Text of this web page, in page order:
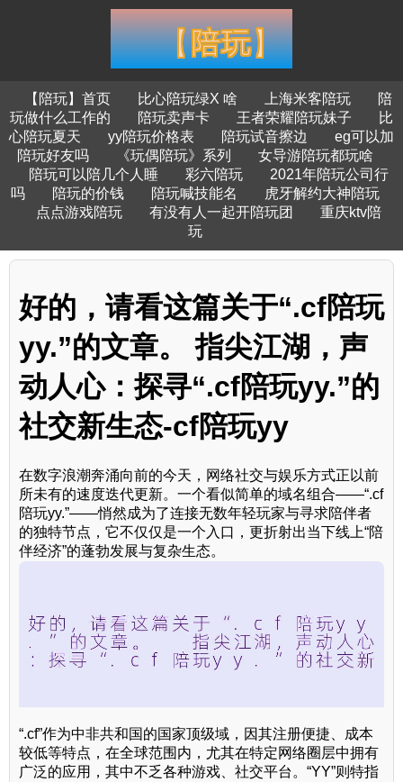
【陪玩】首页 比心陪玩绿X 啥 上海米客陪玩
陪
玩做什么工作的
陪玩卖声卡 王者荣耀陪玩妹子
比
心陪玩夏天
yy陪玩价格表 陪玩试音擦边
eg可以加
陪玩好友吗
《玩偶陪玩》系列
女导游陪玩都玩啥
陪玩可以陪几个人睡
彩六陪玩
2021年陪玩公司行
吗
陪玩的价钱 陪玩喊技能名
虎牙解约大神陪玩
点点游戏陪玩
有没有人一起开陪玩团
重庆ktv陪
玩
好的，请看这篇关于“.cf陪玩
yy.”的文章。 指尖江湖，声
动人心：探寻“.cf陪玩yy.”的
社交新生态-cf陪玩yy
在数字浪潮奔涌向前的今天，网络社交与娱乐方式正以前
所未有的速度迭代更新。一个看似简单的域名组合——“.cf
陪玩yy.”——悄然成为了连接无数年轻玩家与寻求陪伴者
的独特节点，它不仅仅是一个入口，更折射出当下线上“陪
伴经济”的蓬勃发展与复杂生态。
“.cf”作为中非共和国的国家顶级域，因其注册便捷、成本
较低等特点，在全球范围内，尤其在特定网络圈层中拥有
广泛的应用，其中不乏各种游戏、社交平台。“YY”则特指